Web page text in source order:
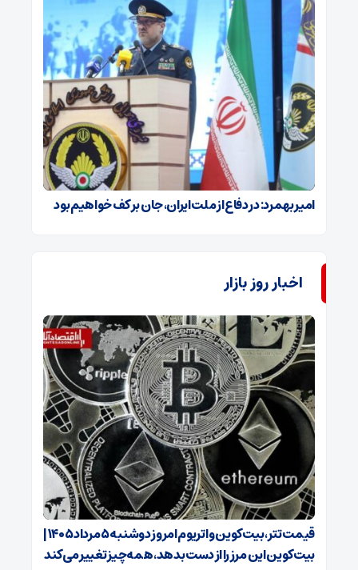
امیر بهمرد: در دفاع از ملت ایران، جان بر کف خواهیم بود
اخبار روز بازار
قیمت تتر، بیت‌کوین و اتریوم امروز دوشنبه ۵ مرداد ۱۴۰۵ |
بیت‌کوین این مرز را از دست بدهد، همه‌چیز تغییر می‌کند